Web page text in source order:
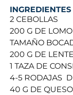
INGREDIENTES
2 CEBOLLAS
200 G DE
TAMAÑO
200 G DE
1 TAZA DE
4-5 RODAJAS
40 G DE